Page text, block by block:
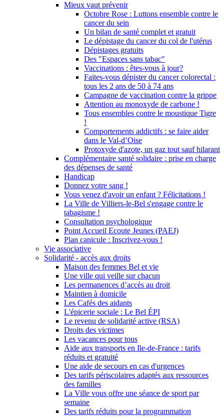
Mieux vaut prévenir
Octobre Rose : Luttons ensemble contre le
cancer du sein
Un bilan de santé complet et gratuit
Le dépistage du cancer du col de l'utérus
Dépistages gratuits
Des "Espaces sans tabac"
Vaccinations : êtes-vous à jour?
Faites-vous dépister du cancer colorectal :
tous les 2 ans de 50 à 74 ans
Campagne de vaccination contre la grippe
Attention au monoxyde de carbone !
Tous ensembles contre le moustique Tigre
!
Comportements addictifs : se faire aider
dans le Val-d’Oise
Protoxyde d'azote, un gaz tout sauf hilarant
Complémentaire santé solidaire : prise en charge
des dépenses de santé
Handicap
Donnez votre sang !
Vous venez d'avoir un enfant ? Félicitations !
La Ville de Villiers-le-Bel s'engage contre le
tabagisme !
Consultation psychologique
Point Accueil Ecoute Jeunes (PAEJ)
Plan canicule : Inscrivez-vous !
Vie associative
Solidarité - accès aux droits
Maison des femmes Bel et vie
Une ville qui veille sur chacun
Les permanences d’accès au droit
Maintien à domicile
Les Cafés des aidants
L'épicerie sociale : Le Bel ÉPI
Le revenu de solidarité active (RSA)
Droits des victimes
Les vacances pour tous
Aide aux transports en Ile-de-France : tarifs
réduits et gratuité
Une aide de secours en cas d'urgences
Des tarifs périscolaires adaptés aux ressources
des familles
La Ville vous offre une séance de sport par
semaine
Des tarifs réduits pour la programmation